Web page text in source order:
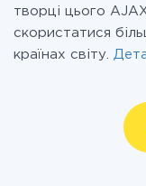
творці цього
скористатися
країнах світу.